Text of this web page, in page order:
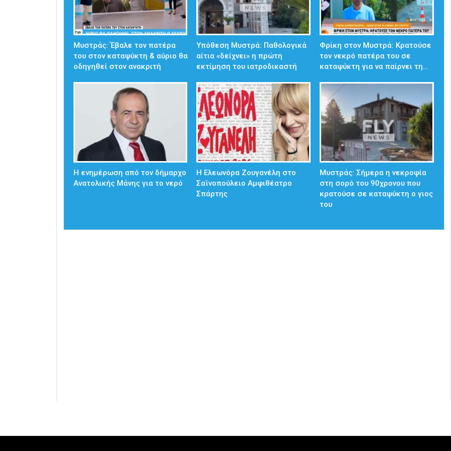
Μυστράς: Έβαλε τον πατέρα
του στον καταψύκτη & αύριο θα
οδηγηθεί στον ανακριτή
Υπόθεση Μυστρά: Παθολογικά
αίτια «δείχνει» η πρώτη
εκτίμηση του ιατροδικαστή
Φρίκη στον Μυστρά: Κρατούσε
τον νεκρό πατέρα του σε
καταψύκτη για να παίρνει τη…
Η ενημέρωση από τον δήμαρχο
Ανατολικής Μάνης για το νερό
Η Ελεωνόρα Ζουγανέλη στο
Σαϊνοπούλειο Αμφιθέατρο
Σπάρτης
Mυστράς: Σήμερα η νεκροψία
στη σορό του 90χρονου που
κρατούσε σε καταψύκτη ο γιος
του